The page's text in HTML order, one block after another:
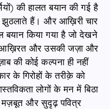
की हालत बयान की गई है
हैं। और आख़िरी चार
बयान किया गया है जो देखने
आख़िरत और उसकी जज़ा और
की कोई कल्पना ही नहीं
के गिरोहों के तरीक़े को
लोगों के मन में बिठा
और सुदृढ़ पवित्र